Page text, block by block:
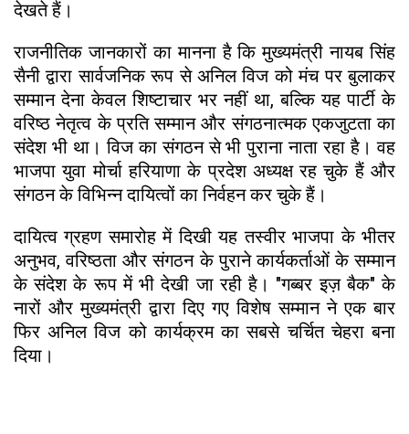
देखते हैं।
राजनीतिक जानकारों का मानना है कि मुख्यमंत्री नायब सिंह
सैनी द्वारा सार्वजनिक रूप से अनिल विज को मंच पर बुलाकर
सम्मान देना केवल शिष्टाचार भर नहीं था, बल्कि यह पार्टी के
वरिष्ठ नेतृत्व के प्रति सम्मान और संगठनात्मक एकजुटता का
संदेश भी था। विज का संगठन से भी पुराना नाता रहा है। वह
भाजपा युवा मोर्चा हरियाणा के प्रदेश अध्यक्ष रह चुके हैं और
संगठन के विभिन्न दायित्वों का निर्वहन कर चुके हैं।
दायित्व ग्रहण समारोह में दिखी यह तस्वीर भाजपा के भीतर
अनुभव, वरिष्ठता और संगठन के पुराने कार्यकर्ताओं के सम्मान
के संदेश के रूप में भी देखी जा रही है। "गब्बर इज़ बैक" के
नारों और मुख्यमंत्री द्वारा दिए गए विशेष सम्मान ने एक बार
फिर अनिल विज को कार्यक्रम का सबसे चर्चित चेहरा बना
दिया।